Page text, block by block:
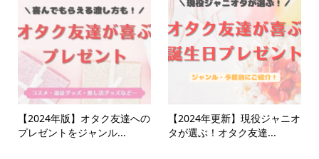
【2024年版】オタク友達への
プレゼントをジャンル...
【2024年更新】現役ジャニオ
タが選ぶ！オタク友達...